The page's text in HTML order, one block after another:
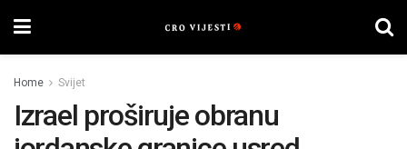
Home Svijet
Izrael proširuje obranu